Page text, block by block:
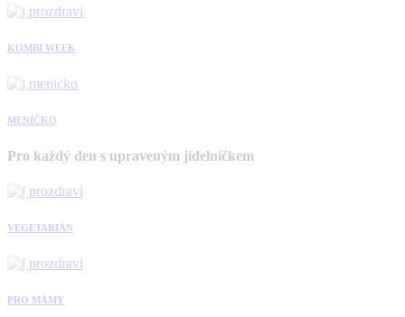
KOMBI WEEK
MENÍČKO
Pro každý den s upraveným jídelníčkem
VEGETARIÁN
PRO MÁMY